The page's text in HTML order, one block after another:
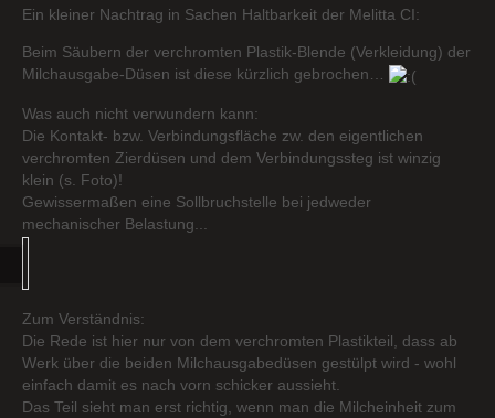
Ein kleiner Nachtrag in Sachen Haltbarkeit der Melitta CI:
Beim Säubern der verchromten Plastik-Blende (Verkleidung) der
Milchausgabe-Düsen ist diese kürzlich gebrochen…
Was auch nicht verwundern kann:
Die Kontakt- bzw. Verbindungsfläche zw. den eigentlichen
verchromten Zierdüsen und dem Verbindungssteg ist winzig
klein (s. Foto)!
Gewissermaßen eine Sollbruchstelle bei jedweder
mechanischer Belastung...
Zum Verständnis:
Die Rede ist hier nur von dem verchromten Plastikteil, dass ab
Werk über die beiden Milchausgabedüsen gestülpt wird - wohl
einfach damit es nach vorn schicker aussieht.
Das Teil sieht man erst richtig, wenn man die Milcheinheit zum